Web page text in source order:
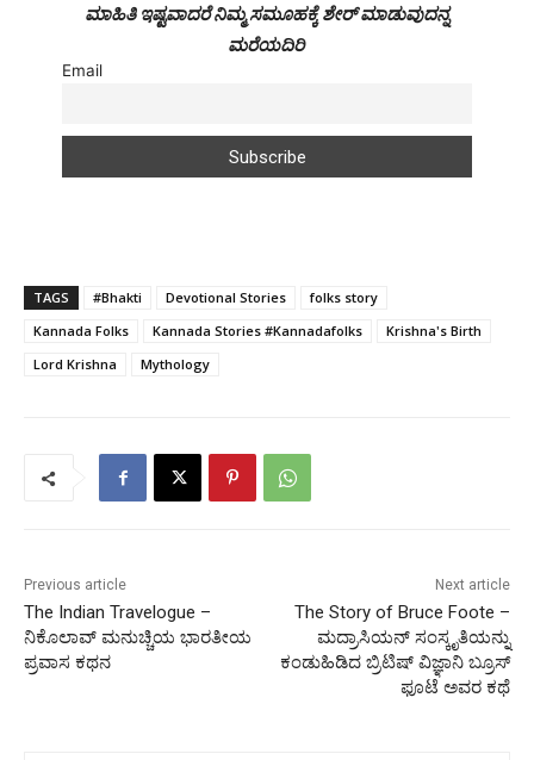
ಮಾಹಿತಿ ಇಷ್ಟವಾದರೆ ನಿಮ್ಮ ಸಮೂಹಕ್ಕೆ ಶೇರ್ ಮಾಡುವುದನ್ನ
ಮರೆಯದಿರಿ
Email
TAGS #Bhakti Devotional Stories
folks story
Kannada Folks
Kannada Stories #Kannadafolks
Krishna's Birth
Lord Krishna
Mythology
Previous article
The Indian Travelogue –
ನಿಕೊಲಾವ್ ಮನುಚ್ಚಿಯ ಭಾರತೀಯ
ಪ್ರವಾಸ ಕಥನ
Next article
The Story of Bruce Foote –
ಮದ್ರಾಸಿಯನ್ ಸಂಸ್ಕೃತಿಯನ್ನು
ಕಂಡುಹಿಡಿದ ಬ್ರಿಟಿಷ್ ವಿಜ್ಞಾನಿ ಬ್ರೂಸ್
ಫೂಟೆ ಅವರ ಕಥೆ